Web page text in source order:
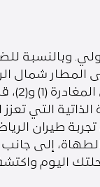
وبالنسبة
المطار شمال
وراحة. وفي
التي تعزز
طيران
إلى
اليوم